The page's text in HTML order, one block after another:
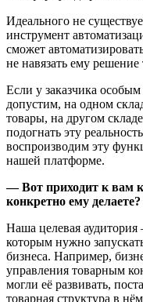
Идеального не
инструмент
сможет
не навязать ему
Если у заказчика
допустим, на одном
товары, на другом
подогнать эту
воспроизводим эту
нашей платформе.
— Вот приходит к вам
конкретно ему делаете?
Наша целевая
которым нужно
бизнеса. Например,
управления товарным
могли её развивать,
товарная структура в